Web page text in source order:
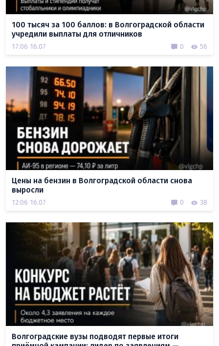
100 тысяч за 100 баллов: в Волгоградской области
учредили выплаты для отличников
17:06 16.07 0 56
Цены на бензин в Волгоградской области снова
выросли
12:06 16.07 0 38
Волгоградские вузы подводят первые итоги